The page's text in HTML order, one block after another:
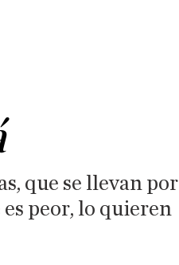
que se llevan por
peor, lo quieren